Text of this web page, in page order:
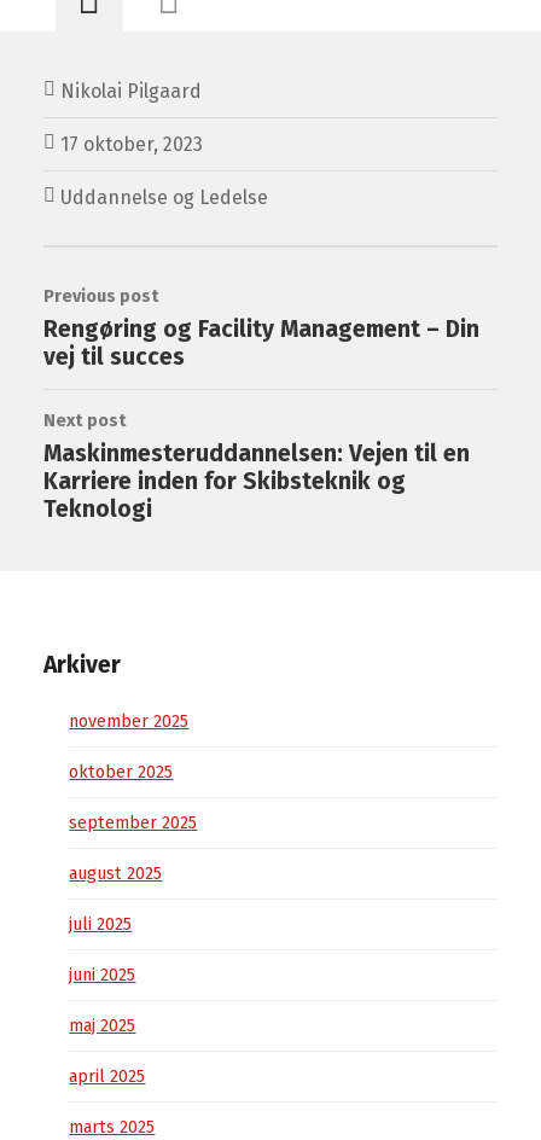
Nikolai Pilgaard
17 oktober, 2023
Uddannelse og Ledelse
Previous post
Rengøring og Facility Management – Din
vej til succes
Next post
Maskinmesteruddannelsen: Vejen til en
Karriere inden for Skibsteknik og
Teknologi
Arkiver
november 2025
oktober 2025
september 2025
august 2025
juli 2025
juni 2025
maj 2025
april 2025
marts 2025